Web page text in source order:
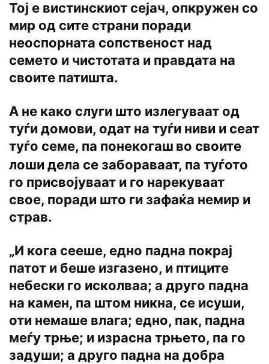
Тој e вистинскиот сејач, опкружен co
мир од сите страни поради
неоспорната сопственост над
семето и чистотата и правдата на
своите патишта.
A не како слуги што излегуваат од
туѓи домови, одат на туѓи ниви и сеат
туѓо семе, па понекогаш во своите
лоши дела се забораваат, па туѓото
го присвојуваат и го нарекуваат
свое, поради што ги зафаќа немир и
страв.
„И кога сееше, едно падна покрај
патот и беше изгазено, и птиците
небески го исколваа; a друго падна
на камен, пa штом никна, се исуши,
оти немаше влага; едно, пак, падна
меѓу трње; и израсна трњето, па го
задуши; a друго падна на добра